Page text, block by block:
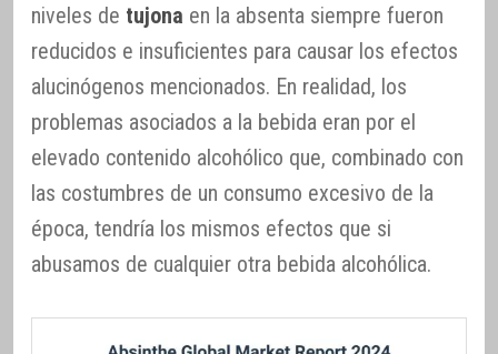
niveles de tujona en la absenta siempre fueron
reducidos e insuficientes para causar los efectos
alucinógenos mencionados. En realidad, los
problemas asociados a la bebida eran por el
elevado contenido alcohólico que, combinado con
las costumbres de un consumo excesivo de la
época, tendría los mismos efectos que si
abusamos de cualquier otra bebida alcohólica.